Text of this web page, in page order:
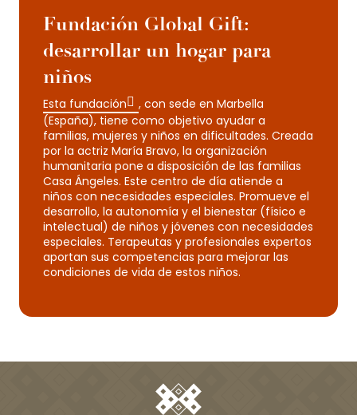
Fundación Global Gift:
desarrollar un hogar para
niños
Esta fundación
, con sede en Marbella
(España), tiene como objetivo ayudar a
familias, mujeres y niños en dificultades. Creada
por la actriz María Bravo, la organización
humanitaria pone a disposición de las familias
Casa Ángeles. Este centro de día atiende a
niños con necesidades especiales. Promueve el
desarrollo, la autonomía y el bienestar (físico e
intelectual) de niños y jóvenes con necesidades
especiales. Terapeutas y profesionales expertos
aportan sus competencias para mejorar las
condiciones de vida de estos niños.